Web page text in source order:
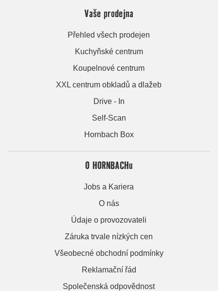
Vaše prodejna
Přehled všech prodejen
Kuchyňské centrum
Koupelnové centrum
XXL centrum obkladů a dlažeb
Drive - In
Self-Scan
Hornbach Box
O HORNBACHu
Jobs a Kariera
O nás
Údaje o provozovateli
Záruka trvale nízkých cen
Všeobecné obchodní podmínky
Reklamační řád
Společenská odpovědnost